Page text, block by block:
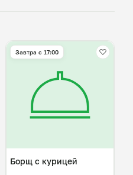
Завтра c 17:00
Борщ с курицей